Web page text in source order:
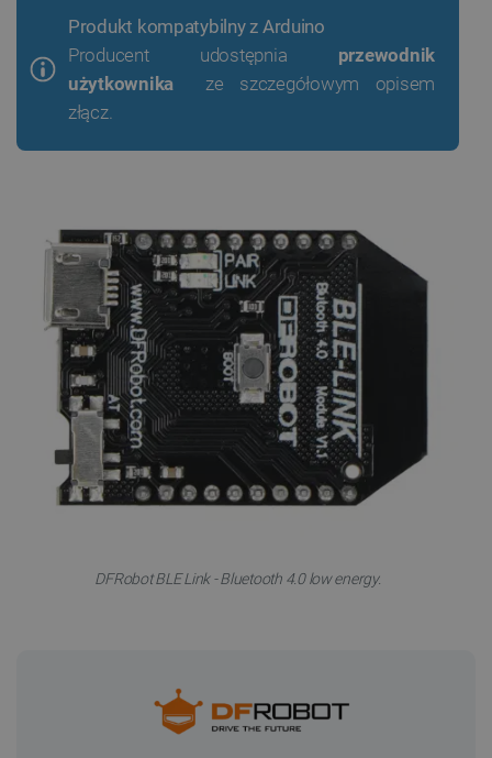
Produkt kompatybilny z Arduino
Producent udostępnia przewodnik
użytkownika ze szczegółowym opisem
złącz.
DFRobot BLE Link - Bluetooth 4.0 low energy.